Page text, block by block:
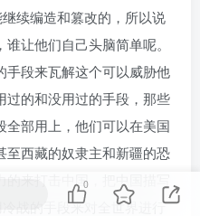
续编造和篡改的，所以说
让他们自己头脑简单呢。
手段来瓦解这个可以威胁他
过的和没用过的手段，那些
部用上，他们可以在美国
至西藏的奴隶主和新疆的恐
来打击中国，把中国描写
战的手段来对全世界进行
0